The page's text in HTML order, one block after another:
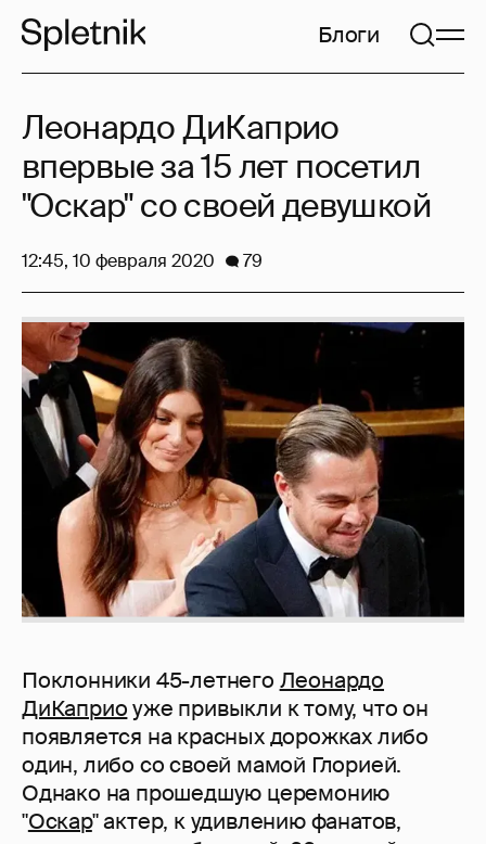
Блоги
Поклонники 45-летнего Леонардо
ДиКаприоуже привыкли к тому, что он
появляется на красных дорожках либо
один, либо со своей мамой Глорией.
Однако на прошедшую церемонию
"Оскар" актер, к удивлению фанатов,
Леонардо ДиКаприо
впервые за 15 лет посетил
"Оскар" со своей девушкой
12:45, 10 февраля 2020 79